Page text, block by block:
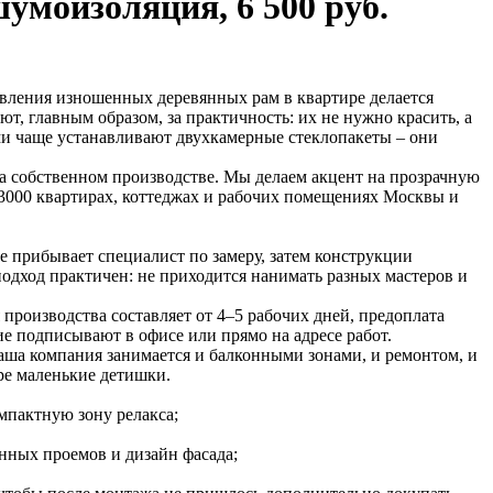
изношенных деревянных рам в квартире делается
главным образом, за практичность: их не нужно красить, а
устанавливают двухкамерные стеклопакеты – они
производстве. Мы делаем акцент на прозрачную
квартирах, коттеджах и рабочих помещениях Москвы и
специалист по замеру, затем конструкции
практичен: не приходится нанимать разных мастеров и
составляет от 4–5 рабочих дней, предоплата
подписывают в офисе или прямо на адресе работ.
компания занимается и балконными зонами, и ремонтом, и
маленькие детишки.
зону релакса;
проемов и дизайн фасада;